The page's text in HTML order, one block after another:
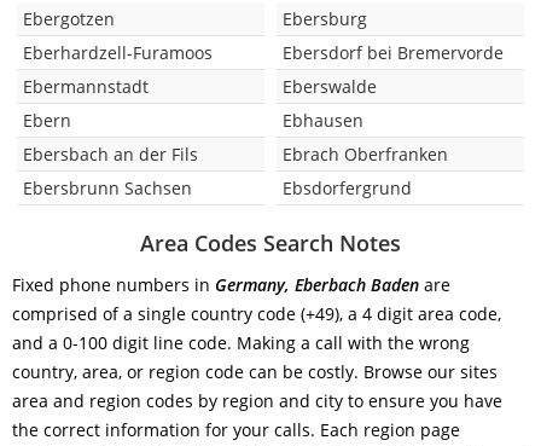
Ebergotzen
Eberhardzell-Furamoos
Ebermannstadt
Ebern
Ebersbach an der Fils
Ebersbrunn Sachsen
Ebersburg
Ebersdorf bei Bremervorde
Eberswalde
Ebhausen
Ebrach Oberfranken
Ebsdorfergrund
Area Codes Search Notes
Fixed phone numbers in Germany, Eberbach Baden are
comprised of a single country code (+49), a 4 digit area code,
and a 0-100 digit line code. Making a call with the wrong
country, area, or region code can be costly. Browse our sites
area and region codes by region and city to ensure you have
the correct information for your calls. Each region page